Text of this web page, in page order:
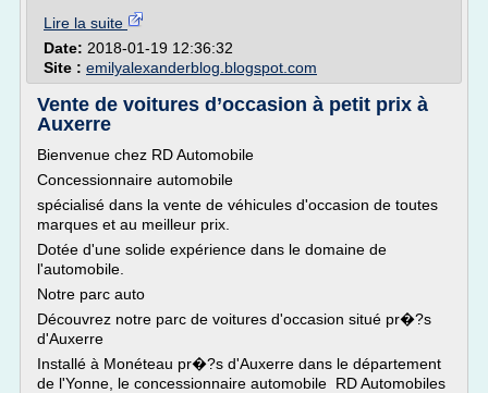
Lire la suite
Date: 2018-01-19 12:36:32
Site : emilyalexanderblog.blogspot.com
Vente de voitures d’occasion à petit prix à
Auxerre
Bienvenue chez RD Automobile
Concessionnaire automobile
spécialisé dans la vente de véhicules d'occasion de toutes
marques et au meilleur prix.
Dotée d'une solide expérience dans le domaine de
l'automobile.
Notre parc auto
Découvrez notre parc de voitures d'occasion situé pr�?s
d'Auxerre
Installé à Monéteau pr�?s d'Auxerre dans le département
de l'Yonne, le concessionnaire automobile RD Automobiles